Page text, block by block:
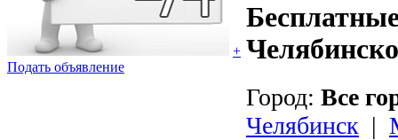
+
Подать объявление
Город: Все
Челябинск |